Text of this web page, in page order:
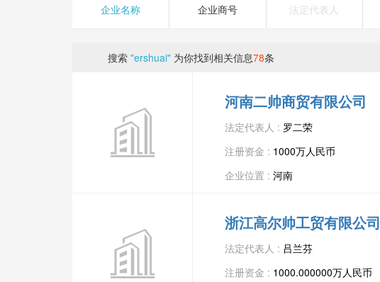
企业名称 企业商号 法定代表人
搜索 "ershuai" 为你找到相关信息78条
河南二帅商贸有限公司
法定代表人 : 罗二荣
注册资金 : 1000万人民币
企业位置 : 河南
浙江高尔帅工贸有限公司
法定代表人 : 吕兰芬
注册资金 : 1000.000000万人民币